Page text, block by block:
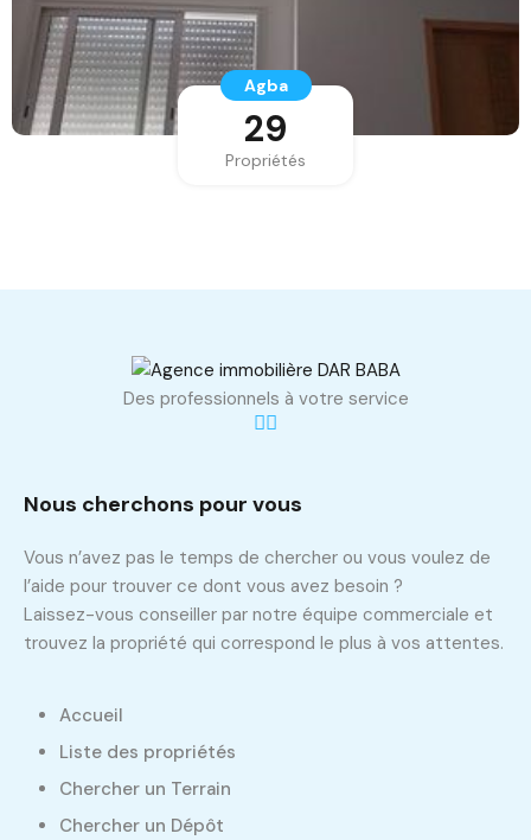
Agba
29
Propriétés
Des professionnels à votre service
Nous cherchons pour vous
Vous n’avez pas le temps de chercher ou vous voulez de
l’aide pour trouver ce dont vous avez besoin ?
Laissez-vous conseiller par notre équipe commerciale et
trouvez la propriété qui correspond le plus à vos attentes.
Accueil
Liste des propriétés
Chercher un Terrain
Chercher un Dépôt